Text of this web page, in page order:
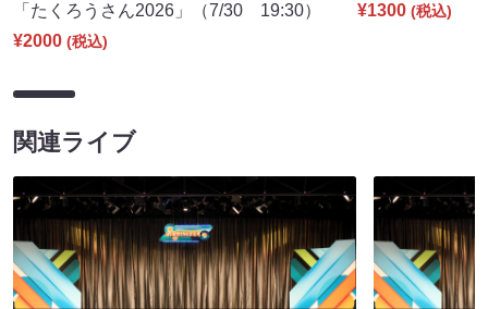
「たくろうさん2026」（7/30 19:30）
¥2000 (税込)
¥1300 (税込)
関連ライブ